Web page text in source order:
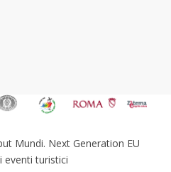
Mundi. Next Generation EU
eventi turistici